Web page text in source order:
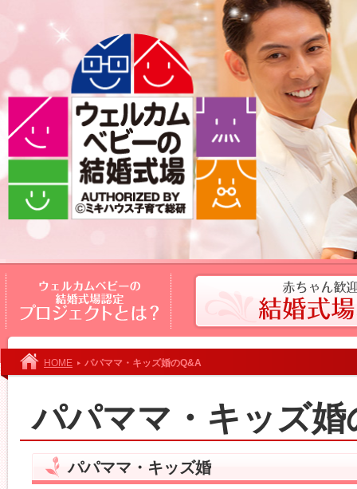
HOME パパママ・キッズ婚のQ&A
パパママ・キッズ
パパママ・キッズ婚